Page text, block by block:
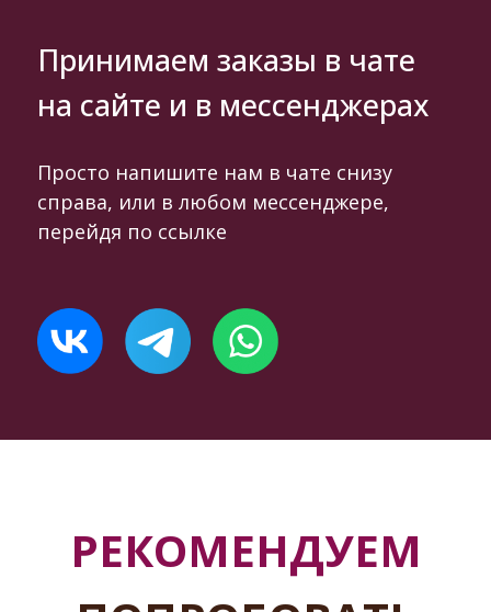
Принимаем заказы в чате
на сайте и в мессенджерах
Просто напишите нам в чате снизу
справа, или в любом мессенджере,
перейдя по ссылке
РЕКОМЕНДУЕМ